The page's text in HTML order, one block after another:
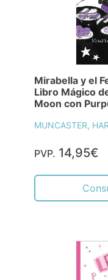
Mirabella y el
Libro Mágico
Moon con
MUNCASTER,
PVP. 14,95€